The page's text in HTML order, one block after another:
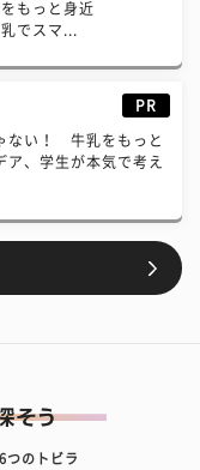
もっと身近
でスマ...
PR
ない！ 牛乳をもっと
ア、学生が本気で考え
つのトビラ